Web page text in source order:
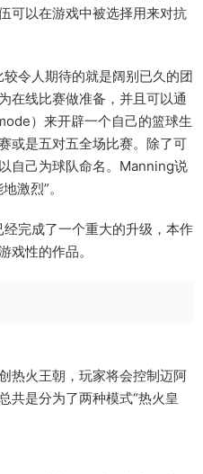
可以在游戏中被选择用来对抗
令人期待的就是阔别已久的团
在线比赛做准备，并且可以通
）来开辟一个自己的篮球生
或是五对五全场比赛。除了可
自己为球队命名。Manning说
激烈”。
完成了一个重大的升级，本作
戏性的作品。
热火王朝，玩家将会控制迈阿
共是分为了两种模式“热火皇